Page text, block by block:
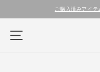
ご購入済みアイ